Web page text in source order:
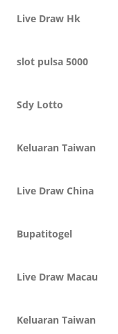
Live Draw Hk
slot pulsa 5000
Sdy Lotto
Keluaran Taiwan
Live Draw China
Bupatitogel
Live Draw Macau
Keluaran Taiwan